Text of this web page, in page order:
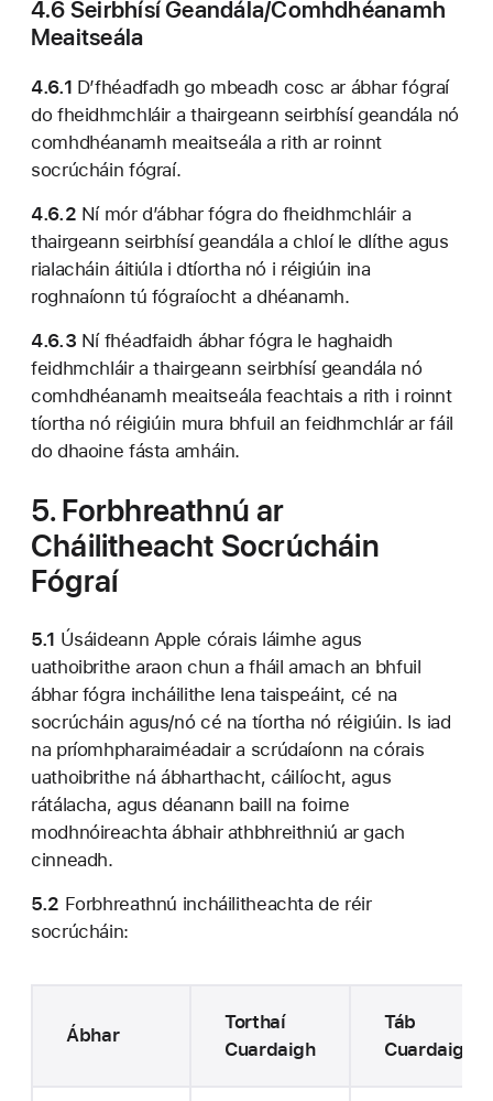
4.6 Seirbhísí Geandála/Comhdhéanamh
Meaitseála
4.6.1 D’fhéadfadh go mbeadh cosc ​​ar ábhar fógraí
do fheidhmchláir a thairgeann seirbhísí geandála nó
comhdhéanamh meaitseála a rith ar roinnt
socrúcháin fógraí.
4.6.2 Ní mór d’ábhar fógra do fheidhmchláir a
thairgeann seirbhísí geandála a chloí le dlíthe agus
rialacháin áitiúla i dtíortha nó i réigiúin ina
roghnaíonn tú fógraíocht a dhéanamh.
4.6.3 Ní fhéadfaidh ábhar fógra le haghaidh
feidhmchláir a thairgeann seirbhísí geandála nó
comhdhéanamh meaitseála feachtais a rith i roinnt
tíortha nó réigiúin mura bhfuil an feidhmchlár ar fáil
do dhaoine fásta amháin.
5. Forbhreathnú ar
Cháilitheacht Socrúcháin
Fógraí
5.1 Úsáideann Apple córais láimhe agus
uathoibrithe araon chun a fháil amach an bhfuil
ábhar fógra incháilithe lena taispeáint, cé na
socrúcháin agus/nó cé na tíortha nó réigiúin. Is iad
na príomhpharaiméadair a scrúdaíonn na córais
uathoibrithe ná ábharthacht, cáilíocht, agus
rátálacha, agus déanann baill na foirne
modhnóireachta ábhair athbhreithniú ar gach
cinneadh.
5.2 Forbhreathnú incháilitheachta de réir
socrúcháin:
Ábhar
Torthaí
Cuardaigh
Táb
Cuardaigh